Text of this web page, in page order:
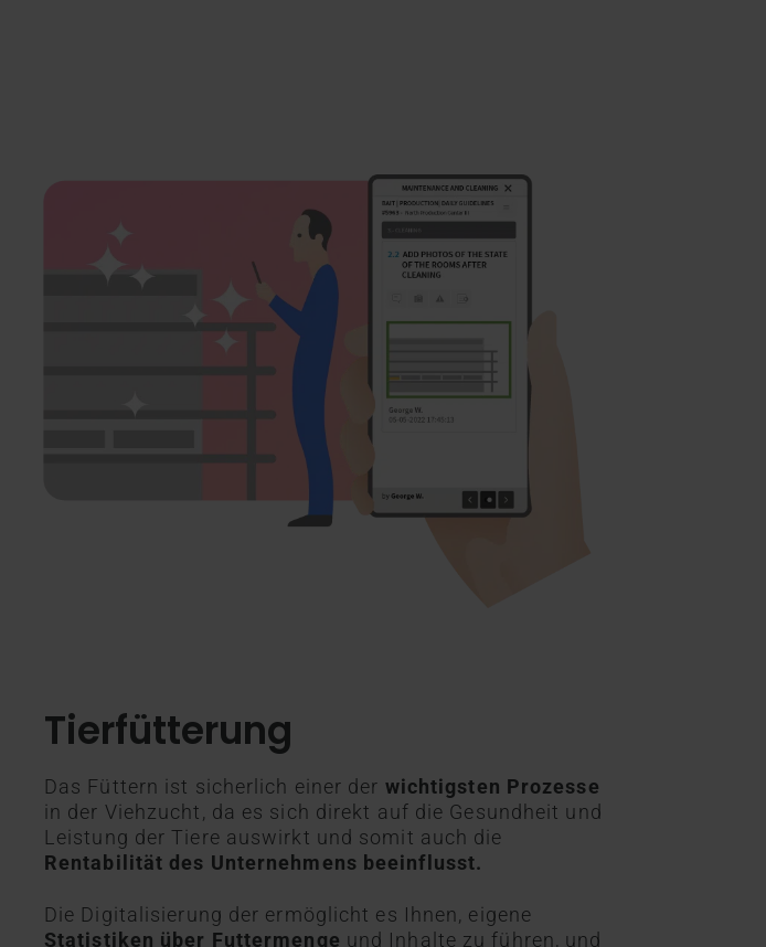
Tierfütterung
Das Füttern ist sicherlich einer der wichtigsten Prozesse
in der Viehzucht, da es sich direkt auf die Gesundheit und
Leistung der Tiere auswirkt und somit auch die
Rentabilität des Unternehmens beeinflusst.
Die Digitalisierung der ermöglicht es Ihnen, eigene
Statistiken über Futtermenge und Inhalte zu führen, und